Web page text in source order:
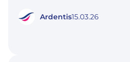
Ardentis15.03.26